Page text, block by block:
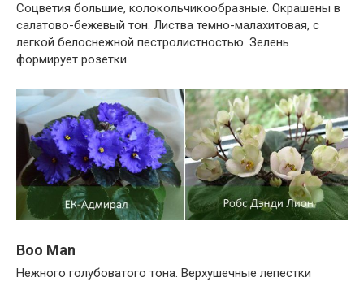
Соцветия большие, колокольчикообразные. Окрашены в
салатово-бежевый тон. Листва темно-малахитовая, с
легкой белоснежной пестролистностью. Зелень
формирует розетки.
Boo Man
Нежного голубоватого тона. Верхушечные лепестки